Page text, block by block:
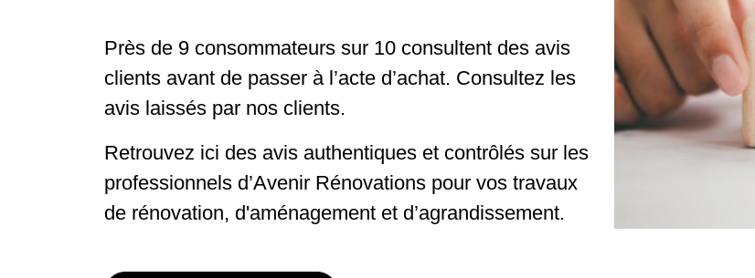
Près de 9 consommateurs sur 10 consultent des avis
clients avant de passer à l’acte d’achat. Consultez les
avis laissés par nos clients.
Retrouvez ici des avis authentiques et contrôlés sur les
professionnels d’Avenir Rénovations pour vos travaux
de rénovation, d'aménagement et d’agrandissement.